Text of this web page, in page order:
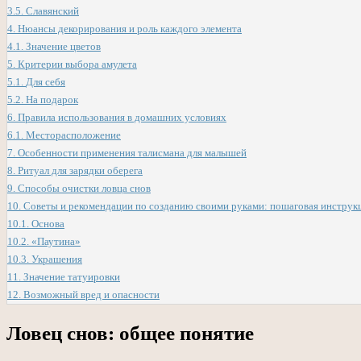
3.5. Славянский
4. Нюансы декорирования и роль каждого элемента
4.1. Значение цветов
5. Критерии выбора амулета
5.1. Для себя
5.2. На подарок
6. Правила использования в домашних условиях
6.1. Месторасположение
7. Особенности применения талисмана для малышей
8. Ритуал для зарядки оберега
9. Способы очистки ловца снов
10. Советы и рекомендации по созданию своими руками: пошаговая
10.1. Основа
10.2. «Паутина»
10.3. Украшения
11. Значение татуировки
12. Возможный вред и опасности
Ловец снов: общее понятие